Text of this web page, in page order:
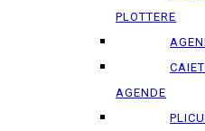
PLOTTERE
AGENDE